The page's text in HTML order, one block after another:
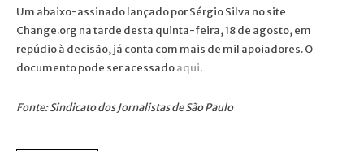
Um abaixo-assinado lançado por Sérgio Silva no site
Change.org na tarde desta quinta-feira, 18 de agosto, em
repúdio à decisão, já conta com mais de mil apoiadores. O
documento pode ser acessadoaqui.
Fonte: Sindicato dos Jornalistas de São Paulo